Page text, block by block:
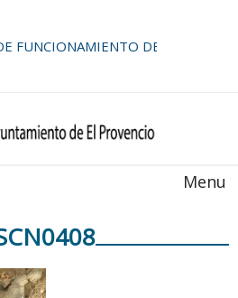
FUNCIONAMIENTO DE
EL PROVENCIO
Menu